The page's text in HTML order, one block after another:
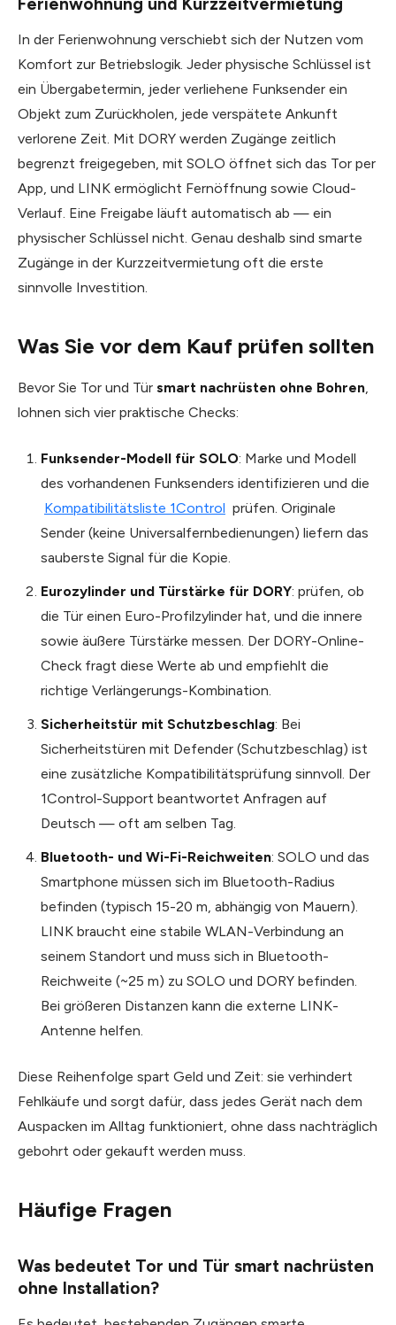
In der Ferienwohnung verschiebt sich der Nutzen vom
Komfort zur Betriebslogik. Jeder physische Schlüssel ist
ein Übergabetermin, jeder verliehene Funksender ein
Objekt zum Zurückholen, jede verspätete Ankunft
verlorene Zeit. Mit DORY werden Zugänge zeitlich
begrenzt freigegeben, mit SOLO öffnet sich das Tor per
App, und LINK ermöglicht Fernöffnung sowie Cloud-
Verlauf. Eine Freigabe läuft automatisch ab — ein
physischer Schlüssel nicht. Genau deshalb sind smarte
Zugänge in der Kurzzeitvermietung oft die erste
sinnvolle Investition.
Was Sie vor dem Kauf prüfen sollten
Bevor Sie Tor und Tür smart nachrüsten ohne Bohren,
lohnen sich vier praktische Checks:
Funksender-Modell für SOLO: Marke und Modell
des vorhandenen Funksenders identifizieren und die
Kompatibilitätsliste 1Control prüfen. Originale
Sender (keine Universalfernbedienungen) liefern das
sauberste Signal für die Kopie.
Eurozylinder und Türstärke für DORY: prüfen, ob
die Tür einen Euro-Profilzylinder hat, und die innere
sowie äußere Türstärke messen. Der DORY-Online-
Check fragt diese Werte ab und empfiehlt die
richtige Verlängerungs-Kombination.
Sicherheitstür mit Schutzbeschlag: Bei
Sicherheitstüren mit Defender (Schutzbeschlag) ist
eine zusätzliche Kompatibilitätsprüfung sinnvoll. Der
1Control-Support beantwortet Anfragen auf
Deutsch — oft am selben Tag.
Bluetooth- und Wi-Fi-Reichweiten: SOLO und das
Smartphone müssen sich im Bluetooth-Radius
befinden (typisch 15-20 m, abhängig von Mauern).
LINK braucht eine stabile WLAN-Verbindung an
seinem Standort und muss sich in Bluetooth-
Reichweite (~25 m) zu SOLO und DORY befinden.
Bei größeren Distanzen kann die externe LINK-
Antenne helfen.
Diese Reihenfolge spart Geld und Zeit: sie verhindert
Fehlkäufe und sorgt dafür, dass jedes Gerät nach dem
Auspacken im Alltag funktioniert, ohne dass nachträglich
gebohrt oder gekauft werden muss.
Häufige Fragen
Was bedeutet Tor und Tür smart nachrüsten
ohne Installation?